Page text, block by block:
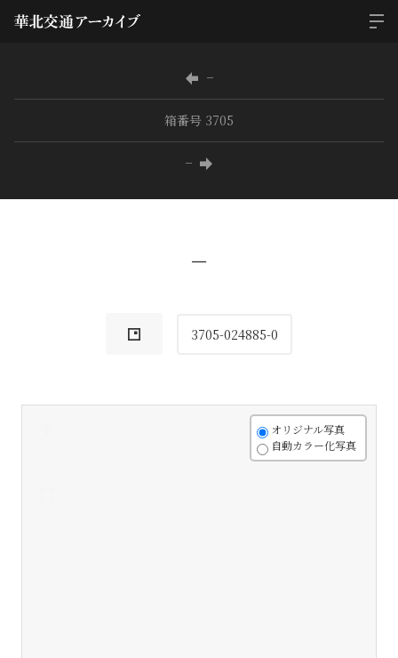
−
箱番号 3705
−
−
3705-024885-0
オリジナル写真
自動カラー化写真